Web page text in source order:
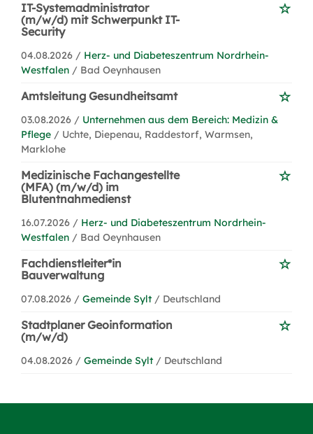
IT-Systemadministrator
(m/w/d) mit Schwerpunkt IT-
Security
04.08.2026 / Herz- und Diabeteszentrum Nordrhein-
Westfalen / Bad Oeynhausen
Amtsleitung Gesundheitsamt
03.08.2026 / Unternehmen aus dem Bereich: Medizin &
Pflege / Uchte, Diepenau, Raddestorf, Warmsen,
Marklohe
Medizinische Fachangestellte
(MFA) (m/w/d) im
Blutentnahmedienst
16.07.2026 / Herz- und Diabeteszentrum Nordrhein-
Westfalen / Bad Oeynhausen
Fachdienstleiter*in
Bauverwaltung
07.08.2026 / Gemeinde Sylt / Deutschland
Stadtplaner Geoinformation
(m/w/d)
04.08.2026 / Gemeinde Sylt / Deutschland